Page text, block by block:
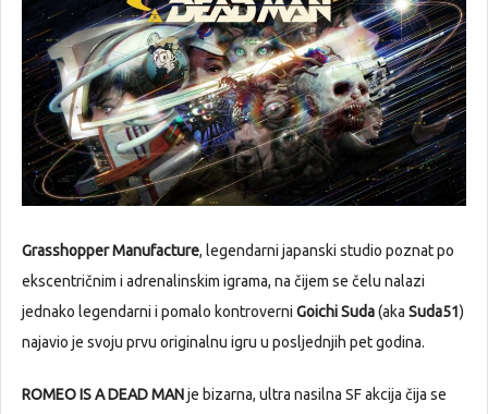
Grasshopper Manufacture, legendarni japanski studio poznat po
ekscentričnim i adrenalinskim igrama, na čijem se čelu nalazi
jednako legendarni i pomalo kontroverni Goichi Suda(aka Suda51)
najavio je svoju prvu originalnu igru u posljednjih pet godina.
ROMEO IS A DEAD MANje bizarna, ultra nasilna SF akcija čija se